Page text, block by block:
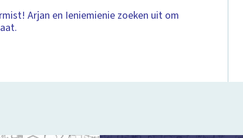
Arjan en Ieniemienie zoeken uit om